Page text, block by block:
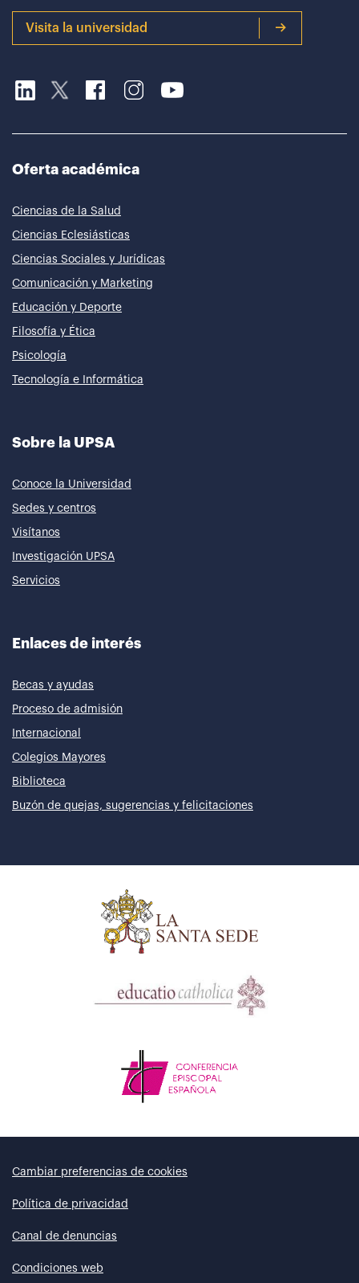
Visita la universidad
Oferta académica
Ciencias de la Salud
Ciencias Eclesiásticas
Ciencias Sociales y Jurídicas
Comunicación y Marketing
Educación y Deporte
Filosofía y Ética
Psicología
Tecnología e Informática
Sobre la UPSA
Conoce la Universidad
Sedes y centros
Visítanos
Investigación UPSA
Servicios
Enlaces de interés
Becas y ayudas
Proceso de admisión
Internacional
Colegios Mayores
Biblioteca
Buzón de quejas, sugerencias y felicitaciones
Cambiar preferencias de cookies
Política de privacidad
Canal de denuncias
Condiciones web